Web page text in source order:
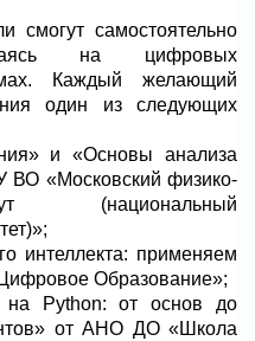
смогут самостоятельно
на цифровых
Каждый желающий
один из следующих
и «Основы анализа
ВО «Московский физико-
(национальный
интеллекта: применяем
Образование»;
на Python: от основ до
от АНО ДО «Школа